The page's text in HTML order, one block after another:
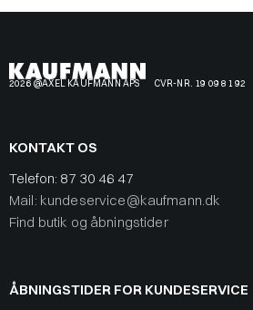
2026 @AXEL KAUFMANN APS CVR-NR. 19 09 81 92
KONTAKT OS
Telefon: 87 30 46 47
Mail: kundeservice@kaufmann.dk
Find butik og åbningstider
ÅBNINGSTIDER FOR KUNDESERVICE